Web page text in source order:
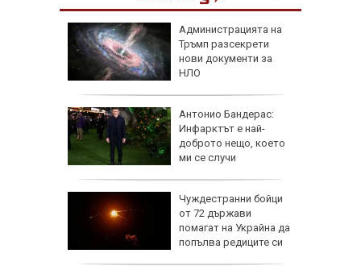
Администрацията на
Тръмп разсекрети
нови документи за
НЛО
Антонио Бандерас:
Инфарктът е най-
доброто нещо, което
ми се случи
Чуждестранни бойци
от 72 държави
помагат на Украйна да
попълва редиците си